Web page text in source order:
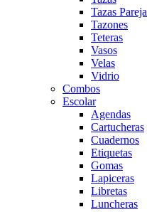
Tazas Pareja
Tazones
Teteras
Vasos
Velas
Vidrio
Combos
Escolar
Agendas
Cartucheras
Cuadernos
Etiquetas
Gomas
Lapiceras
Libretas
Luncheras